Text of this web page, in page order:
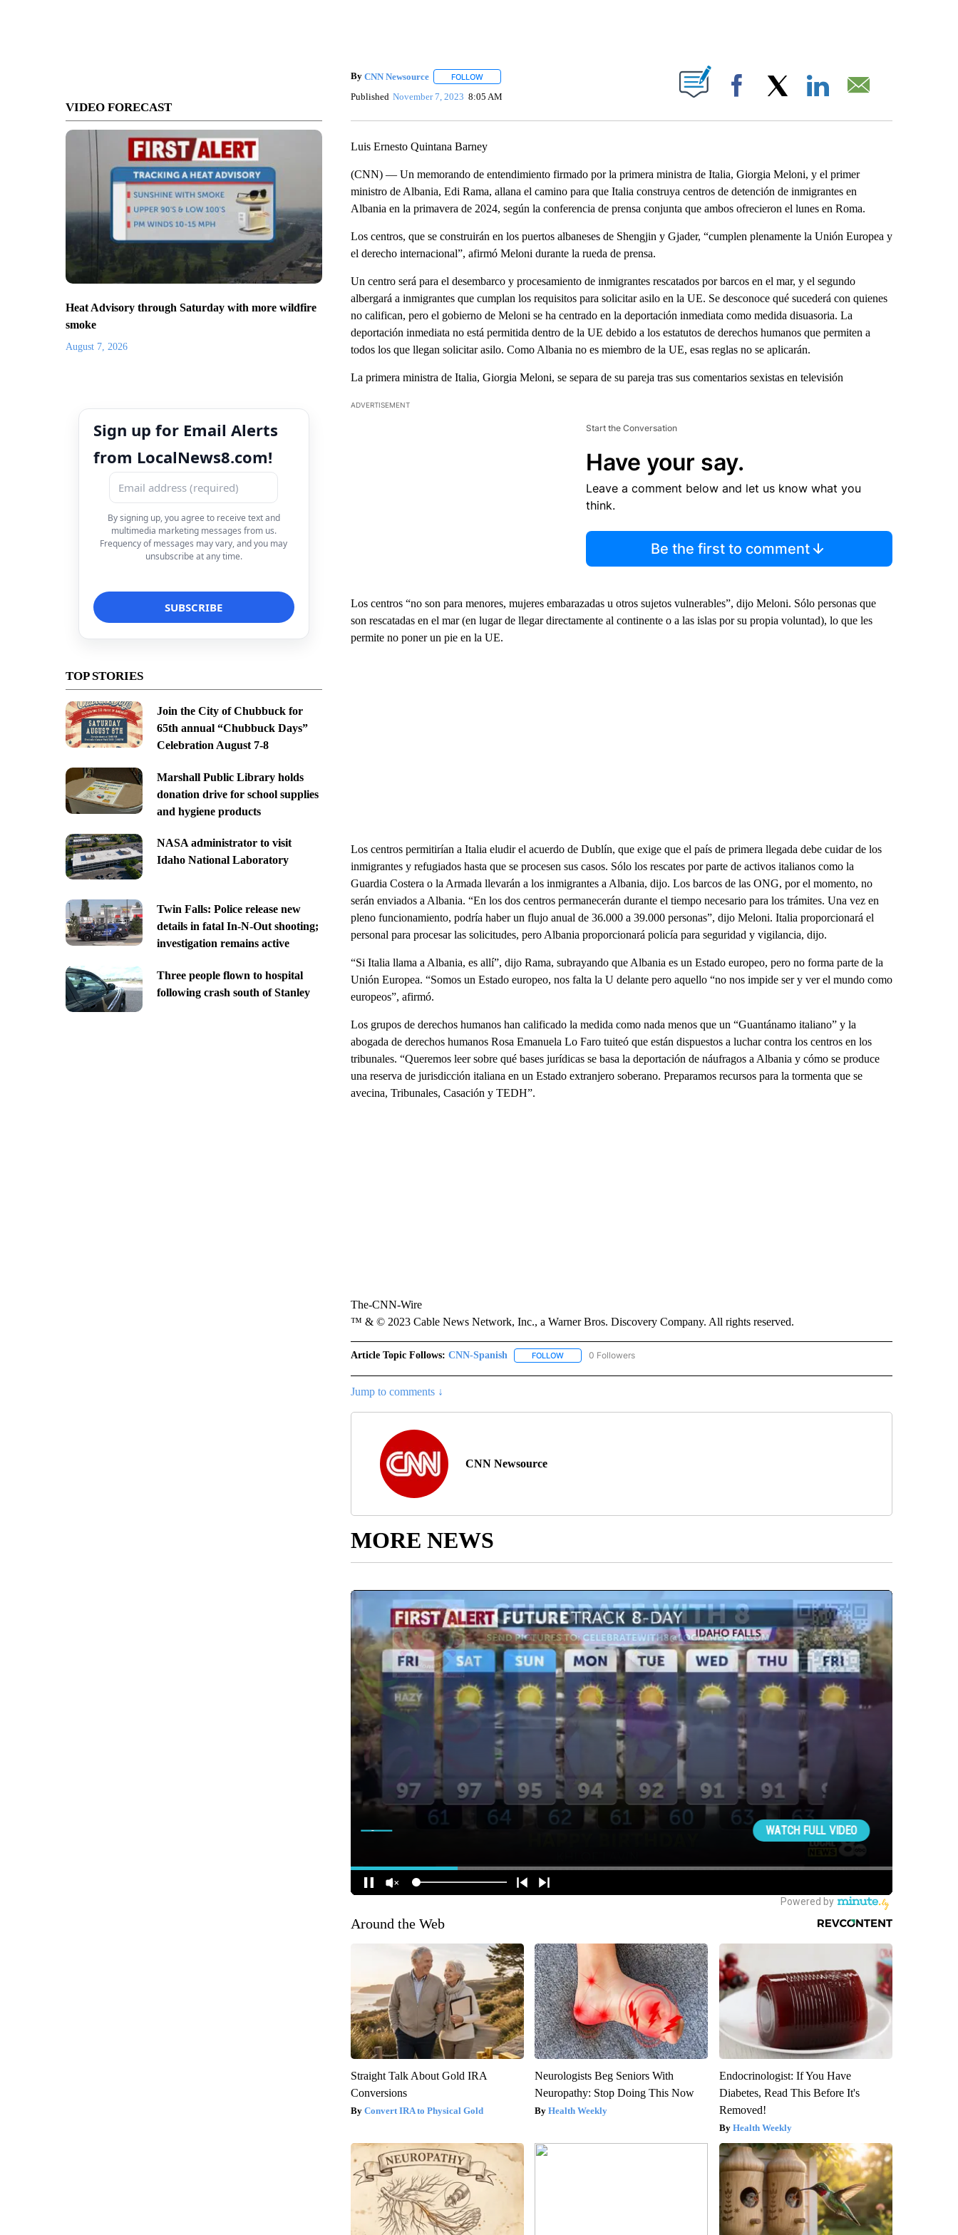
VIDEO FORECAST
Heat Advisory through Saturday with more wildfire
smoke
August 7, 2026
Sign up for Email Alerts
from LocalNews8.com!
By signing up, you agree to receive text and
multimedia marketing messages from us.
Frequency of messages may vary, and you may
unsubscribe at any time.
TOP STORIES
Join the City of Chubbuck for
65th annual “Chubbuck Days”
Celebration August 7-8
Marshall Public Library holds
donation drive for school supplies
and hygiene products
NASA administrator to visit
Idaho National Laboratory
Twin Falls: Police release new
details in fatal In-N-Out shooting;
investigation remains active
Three people flown to hospital
following crash south of Stanley
By CNN Newsource FOLLOWFOLLOW "" TO RECEIVE NOTIFICATIONS ABOUT NEW PAGES ON "".
Published November 7, 2023 8:05 AM Facebook
Luis Ernesto Quintana Barney
(CNN) — Un memorando de entendimiento firmado por la primera ministra de Italia, Giorgia Meloni, y el primer
ministro de Albania, Edi Rama, allana el camino para que Italia construya centros de detención de inmigrantes en
Albania en la primavera de 2024, según la conferencia de prensa conjunta que ambos ofrecieron el lunes en Roma.
Los centros, que se construirán en los puertos albaneses de Shengjin y Gjader, “cumplen plenamente la Unión Europea y
el derecho internacional”, afirmó Meloni durante la rueda de prensa.
Un centro será para el desembarco y procesamiento de inmigrantes rescatados por barcos en el mar, y el segundo
albergará a inmigrantes que cumplan los requisitos para solicitar asilo en la UE. Se desconoce qué sucederá con quienes
no califican, pero el gobierno de Meloni se ha centrado en la deportación inmediata como medida disuasoria. La
deportación inmediata no está permitida dentro de la UE debido a los estatutos de derechos humanos que permiten a
todos los que llegan solicitar asilo. Como Albania no es miembro de la UE, esas reglas no se aplicarán.
La primera ministra de Italia, Giorgia Meloni, se separa de su pareja tras sus comentarios sexistas en televisión
ADVERTISEMENT
Start the Conversation
Have your say.
Leave a comment below and let us know what you
think.
Be the first to comment
Los centros “no son para menores, mujeres embarazadas u otros sujetos vulnerables”, dijo Meloni. Sólo personas que
son rescatadas en el mar (en lugar de llegar directamente al continente o a las islas por su propia voluntad), lo que les
permite no poner un pie en la UE.
Los centros permitirían a Italia eludir el acuerdo de Dublín, que exige que el país de primera llegada debe cuidar de los
inmigrantes y refugiados hasta que se procesen sus casos. Sólo los rescates por parte de activos italianos como la
Guardia Costera o la Armada llevarán a los inmigrantes a Albania, dijo. Los barcos de las ONG, por el momento, no
serán enviados a Albania. “En los dos centros permanecerán durante el tiempo necesario para los trámites. Una vez en
pleno funcionamiento, podría haber un flujo anual de 36.000 a 39.000 personas”, dijo Meloni. Italia proporcionará el
personal para procesar las solicitudes, pero Albania proporcionará policía para seguridad y vigilancia, dijo.
“Si Italia llama a Albania, es allí”, dijo Rama, subrayando que Albania es un Estado europeo, pero no forma parte de la
Unión Europea. “Somos un Estado europeo, nos falta la U delante pero aquello “no nos impide ser y ver el mundo como
europeos”, afirmó.
Los grupos de derechos humanos han calificado la medida como nada menos que un “Guantánamo italiano” y la
abogada de derechos humanos Rosa Emanuela Lo Faro tuiteó que están dispuestos a luchar contra los centros en los
tribunales. “Queremos leer sobre qué bases jurídicas se basa la deportación de náufragos a Albania y cómo se produce
una reserva de jurisdicción italiana en un Estado extranjero soberano. Preparamos recursos para la tormenta que se
avecina, Tribunales, Casación y TEDH”.
The-CNN-Wire
™ & © 2023 Cable News Network, Inc., a Warner Bros. Discovery Company. All rights reserved.
Article Topic Follows: CNN-Spanish FOLLOWFOLLOW "CNN-SPANISH" TO RECEIVE NOTIFICATIONS ABOUT NEW PAGES ON "CNN-SPANISH".
0 Followers
Jump to comments ↓
CNN Newsource
MORE NEWS
Around the Web
Straight Talk About Gold IRA
Conversions
Convert IRA to Physical Gold
Neurologists Beg Seniors With
Neuropathy: Stop Doing This Now
Health Weekly
Endocrinologist: If You Have
Diabetes, Read This Before It's
Removed!
Health Weekly